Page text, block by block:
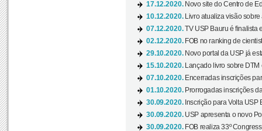
17.12.2020. Novo site do Centro de
10.12.2020.
Livro atualiza visão
07.12.2020.TV USP Bauru é finalista
02.12.2020. FOB no ranking de
29.10.2020. Novo portal da USP já
15.10.2020.
Lançado livro sobre
07.10.2020. Encerradas inscrições
01.10.2020. Prorrogadas inscrições
30.09.2020. Inscrição para Volta USP
30.09.2020. USP apresenta o novo
30.09.2020. FOB realiza 33º